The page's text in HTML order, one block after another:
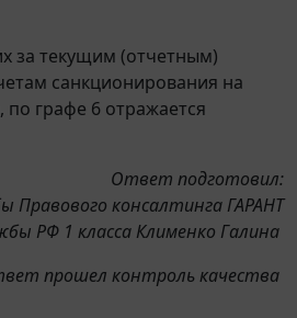
за текущим (отчетным)
санкционирования на
по графе 6 отражается
Ответ подготовил:
Правового консалтинга ГАРАНТ
РФ 1 класса Клименко Галина
прошел контроль качества